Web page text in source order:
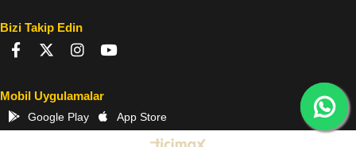
Bizi Takip Edin
Mobil Uygulamalar
Google Play App Store